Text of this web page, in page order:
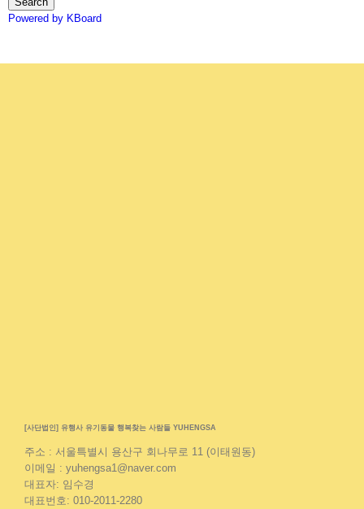
Powered by KBoard
[사단법인] 유행사 유기동물 행복찾는 사람들 YUHENGSA
주소 : 서울특별시 용산구 회나무로 11 (이태원동)
이메일 : yuhengsa1@naver.com
대표자: 임수경
대표번호: 010-2011-2280